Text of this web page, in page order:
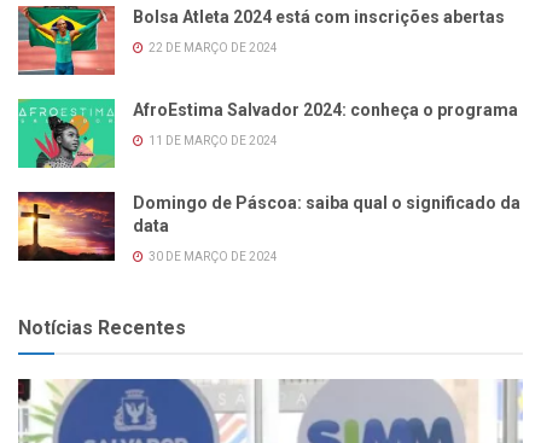
Bolsa Atleta 2024 está com inscrições abertas
22 DE MARÇO DE 2024
AfroEstima Salvador 2024: conheça o programa
11 DE MARÇO DE 2024
Domingo de Páscoa: saiba qual o significado da
data
30 DE MARÇO DE 2024
Notícias Recentes